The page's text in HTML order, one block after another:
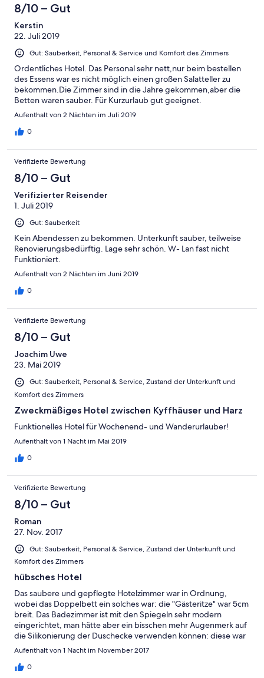
8/10 – Gut
Kerstin
22. Juli 2019
Gut: Sauberkeit, Personal & Service und Komfort des Zimmers
Ordentliches Hotel. Das Personal sehr nett,nur beim bestellen
des Essens war es nicht möglich einen großen Salatteller zu
bekommen.Die Zimmer sind in die Jahre gekommen,aber die
Betten waren sauber. Für Kurzurlaub gut geeignet.
Aufenthalt von 2 Nächten im Juli 2019
0
Verifizierte Bewertung
8/10 – Gut
Verifizierter Reisender
1. Juli 2019
Gut: Sauberkeit
Kein Abendessen zu bekommen. Unterkunft sauber, teilweise
Renovierungsbedürftig. Lage sehr schön. W- Lan fast nicht
Funktioniert.
Aufenthalt von 2 Nächten im Juni 2019
0
Verifizierte Bewertung
8/10 – Gut
Joachim Uwe
23. Mai 2019
Gut: Sauberkeit, Personal & Service, Zustand der Unterkunft und
Komfort des Zimmers
Zweckmäßiges Hotel zwischen Kyffhäuser und Harz
Funktionelles Hotel für Wochenend- und Wanderurlauber!
Aufenthalt von 1 Nacht im Mai 2019
0
Verifizierte Bewertung
8/10 – Gut
Roman
27. Nov. 2017
Gut: Sauberkeit, Personal & Service, Zustand der Unterkunft und
Komfort des Zimmers
hübsches Hotel
Das saubere und gepflegte Hotelzimmer war in Ordnung,
wobei das Doppelbett ein solches war: die "Gästeritze" war 5cm
breit. Das Badezimmer ist mit den Spiegeln sehr modern
eingerichtet, man hätte aber ein bisschen mehr Augenmerk auf
die Silikonierung der Duschecke verwenden können: diese war
sehr dilettantisch ausgeführt und trübte den insgesamt sehr
ebenfalls sehr gut, abwechslungsreich und an der Zahl der
Aufenthalt von 1 Nacht im November 2017
0